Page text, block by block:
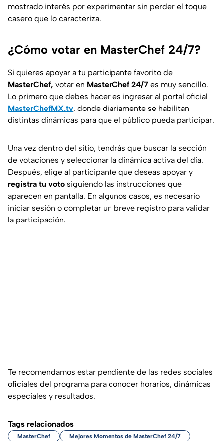
mostrado interés por experimentar sin perder el toque
casero que lo caracteriza.
¿Cómo votar en MasterChef 24/7?
Si quieres apoyar a tu participante favorito de
MasterChef, votar en MasterChef 24/7 es muy sencillo.
Lo primero que debes hacer es ingresar al portal oficial
MasterChefMX.tv, donde diariamente se habilitan
distintas dinámicas para que el público pueda participar.
Una vez dentro del sitio, tendrás que buscar la sección
de votaciones y seleccionar la dinámica activa del día.
Después, elige al participante que deseas apoyar y
registra tu voto siguiendo las instrucciones que
aparecen en pantalla. En algunos casos, es necesario
iniciar sesión o completar un breve registro para validar
la participación.
Te recomendamos estar pendiente de las redes sociales
oficiales del programa para conocer horarios, dinámicas
especiales y resultados.
Tags relacionados
MasterChef Mejores Momentos de MasterChef 24/7